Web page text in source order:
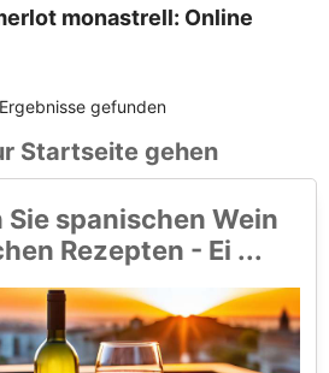
monastrell: Online
gefunden
Startseite gehen
Sie spanischen Wein
Rezepten - Ei ...